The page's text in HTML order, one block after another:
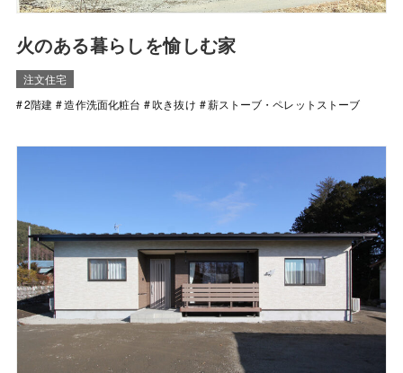
火のある暮らしを愉しむ家
注文住宅
2階建
造作洗面化粧台 吹き抜け 薪ストーブ・ペレットストーブ